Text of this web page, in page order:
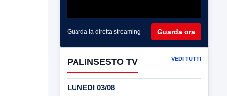
Guarda la diretta streaming Guarda ora
PALINSESTO TV VEDI TUTTI
LUNEDI 03/08